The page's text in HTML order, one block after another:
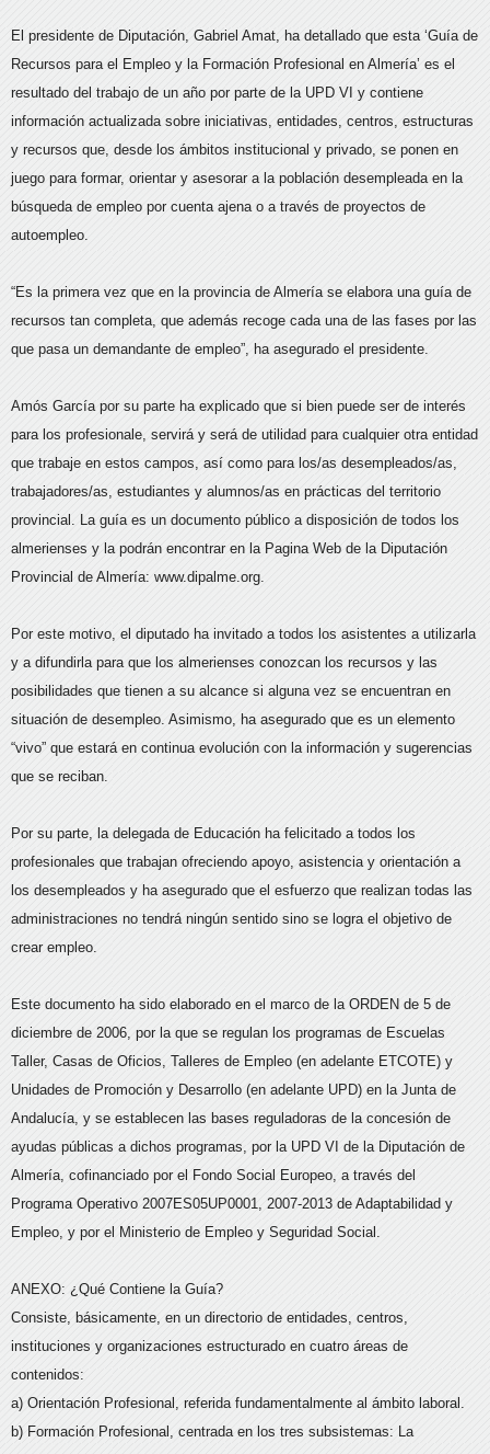
El presidente de Diputación, Gabriel Amat, ha detallado que esta ‘Guía de
Recursos para el Empleo y la Formación Profesional en Almería’ es el
resultado del trabajo de un año por parte de la UPD VI y contiene
información actualizada sobre iniciativas, entidades, centros, estructuras
y recursos que, desde los ámbitos institucional y privado, se ponen en
juego para formar, orientar y asesorar a la población desempleada en la
búsqueda de empleo por cuenta ajena o a través de proyectos de
autoempleo.
“Es la primera vez que en la provincia de Almería se elabora una guía de
recursos tan completa, que además recoge cada una de las fases por las
que pasa un demandante de empleo”, ha asegurado el presidente.
Amós García por su parte ha explicado que si bien puede ser de interés
para los profesionale, servirá y será de utilidad para cualquier otra entidad
que trabaje en estos campos, así como para los/as desempleados/as,
trabajadores/as, estudiantes y alumnos/as en prácticas del territorio
provincial. La guía es un documento público a disposición de todos los
almerienses y la podrán encontrar en la Pagina Web de la Diputación
Provincial de Almería: www.dipalme.org.
Por este motivo, el diputado ha invitado a todos los asistentes a utilizarla
y a difundirla para que los almerienses conozcan los recursos y las
posibilidades que tienen a su alcance si alguna vez se encuentran en
situación de desempleo. Asimismo, ha asegurado que es un elemento
“vivo” que estará en continua evolución con la información y sugerencias
que se reciban.
Por su parte, la delegada de Educación ha felicitado a todos los
profesionales que trabajan ofreciendo apoyo, asistencia y orientación a
los desempleados y ha asegurado que el esfuerzo que realizan todas las
administraciones no tendrá ningún sentido sino se logra el objetivo de
crear empleo.
Este documento ha sido elaborado en el marco de la ORDEN de 5 de
diciembre de 2006, por la que se regulan los programas de Escuelas
Taller, Casas de Oficios, Talleres de Empleo (en adelante ETCOTE) y
Unidades de Promoción y Desarrollo (en adelante UPD) en la Junta de
Andalucía, y se establecen las bases reguladoras de la concesión de
ayudas públicas a dichos programas, por la UPD VI de la Diputación de
Almería, cofinanciado por el Fondo Social Europeo, a través del
Programa Operativo 2007ES05UP0001, 2007-2013 de Adaptabilidad y
Empleo, y por el Ministerio de Empleo y Seguridad Social.
ANEXO: ¿Qué Contiene la Guía?
Consiste, básicamente, en un directorio de entidades, centros,
instituciones y organizaciones estructurado en cuatro áreas de
contenidos:
a) Orientación Profesional, referida fundamentalmente al ámbito laboral.
b) Formación Profesional, centrada en los tres subsistemas: La